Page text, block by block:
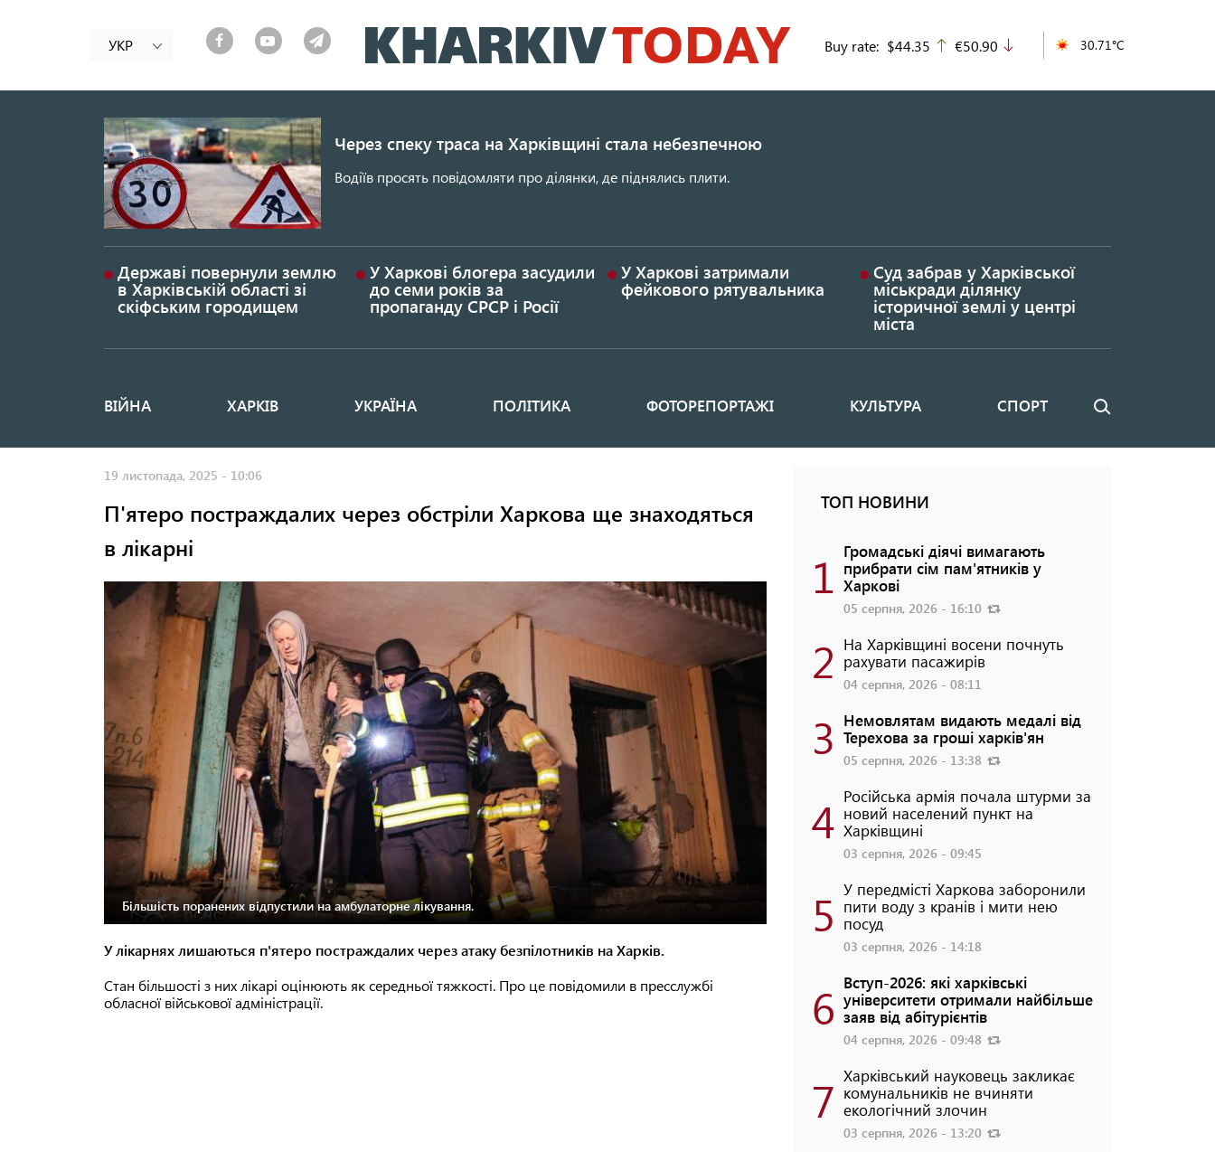
до
основного
УКР Buy rate: $44.35 up
€50.90 30.71°C
Через спеку траса на Харківщині стала небезпечною
Водіїв просять повідомляти про ділянки, де піднялись плити.
Державі повернули землю
в Харківській області зі
скіфським городищем
У Харкові блогера засудили
до семи років за
пропаганду СРСР і Росії
У Харкові затримали
фейкового рятувальника
Суд забрав у Харківської
міськради ділянку
історичної землі у центрі
міста
Основная
ВІЙНА ХАРКІВ УКРАЇНА ПОЛІТИКА ФОТОРЕПОРТАЖІ КУЛЬТУРА СПОРТ Пошук
19 листопада, 2025 - 10:06
П'ятеро постраждалих через обстріли Харкова ще знаходяться
в лікарні
Більшість поранених відпустили на амбулаторне лікування.
У лікарнях лишаються п'ятеро постраждалих через атаку безпілотників на Харків.
Стан більшості з них лікарі оцінюють як середньої тяжкості. Про це повідомили в пресслужбі
обласної військової адміністрації.
ТОП НОВИНИ
1 Громадські діячі вимагають
прибрати сім пам'ятників у
Харкові
05 серпня, 2026 - 16:10
2 На Харківщині восени почнуть
рахувати пасажирів
04 серпня, 2026 - 08:11
3 Немовлятам видають медалі від
Терехова за гроші харків'ян
05 серпня, 2026 - 13:38
4 Російська армія почала штурми за
новий населений пункт на
Харківщині
03 серпня, 2026 - 09:45
5 У передмісті Харкова заборонили
пити воду з кранів і мити нею
посуд
03 серпня, 2026 - 14:18
6 Вступ-2026: які харківські
університети отримали найбільше
заяв від абітурієнтів
04 серпня, 2026 - 09:48
7 Харківський науковець закликає
комунальників не вчиняти
екологічний злочин
03 серпня, 2026 - 13:20